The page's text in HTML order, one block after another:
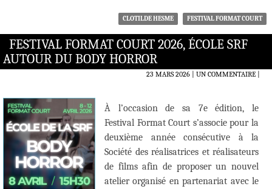
CLOTILDE HESME FESTIVAL FORMAT COURT
FESTIVAL FORMAT COURT 2026, ÉCOLE SRF
AUTOUR DU BODY HORROR
23 MARS 2026 UN COMMENTAIRE|
À l’occasion de sa 7e édition, le
Festival Format Court s’associe pour la
deuxième année consécutive à la
Société des réalisatrices et réalisateurs
de films afin de proposer un nouvel
atelier organisé en partenariat avec le